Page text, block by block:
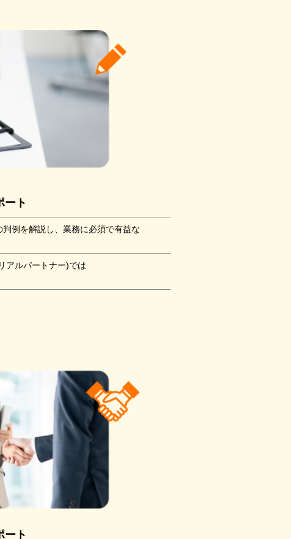
ート
例を解説し、業務に必須で有益な
アルパートナー)では
ート